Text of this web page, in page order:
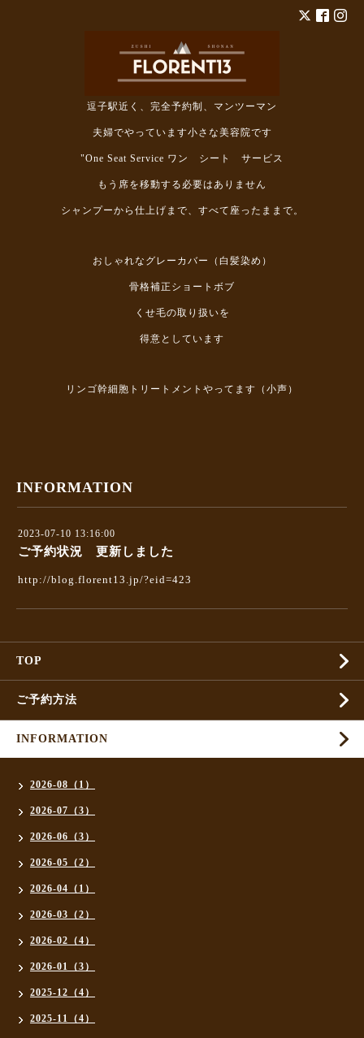
逗子駅近く、完全予約制、マンツーマン
夫婦でやっています小さな美容院です
"One Seat Service ワン シート サービス
もう席を移動する必要はありません
シャンプーから仕上げまで、すべて座ったままで。
おしゃれなグレーカバー（白髪染め）
骨格補正ショートボブ
くせ毛の取り扱いを
得意としています
リンゴ幹細胞トリートメントやってます（小声）
INFORMATION
2023-07-10 13:16:00
ご予約状況 更新しました
http://blog.florent13.jp/?eid=423
TOP
ご予約方法
INFORMATION
2026-08（1）
2026-07（3）
2026-06（3）
2026-05（2）
2026-04（1）
2026-03（2）
2026-02（4）
2026-01（3）
2025-12（4）
2025-11（4）